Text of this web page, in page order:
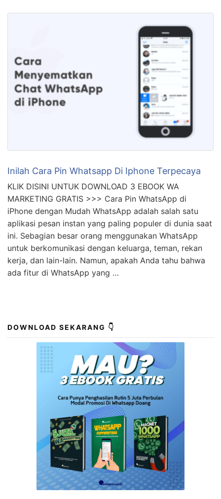
Inilah Cara Pin Whatsapp Di Iphone Terpecaya
KLIK DISINI UNTUK DOWNLOAD 3 EBOOK WA
MARKETING GRATIS >>> Cara Pin WhatsApp di
iPhone dengan Mudah WhatsApp adalah salah satu
aplikasi pesan instan yang paling populer di dunia saat
ini. Sebagian besar orang menggunakan WhatsApp
untuk berkomunikasi dengan keluarga, teman, rekan
kerja, dan lain-lain. Namun, apakah Anda tahu bahwa
ada fitur di WhatsApp yang …
DOWNLOAD SEKARANG 👇